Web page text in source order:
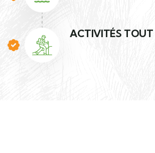
ACTIVITÉS TOUT